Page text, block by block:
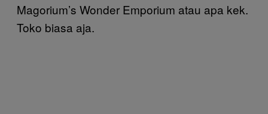
Magorium’s Wonder Emporium atau apa kek.
Toko biasa aja.